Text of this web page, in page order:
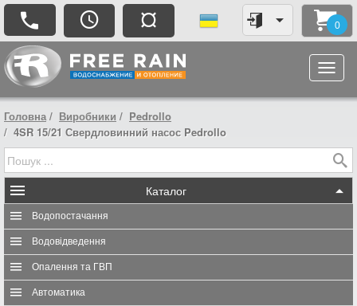
¤ 0
Головна Виробники
Pedrollo
4SR 15/21 Свердловинний насос Pedrollo
Каталог
Водопостачання
Водовідведення
Опалення та ГВП
Автоматика